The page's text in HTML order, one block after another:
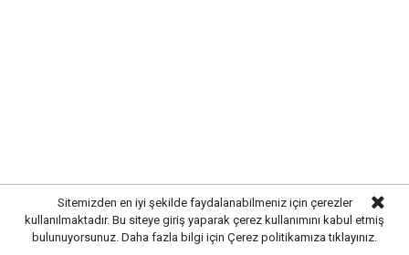
desteğinin bulunduğunu belirten Hayati Çetin, ancak
sürecin şehit aileleri ve gazilerin hassasiyetleri
gözetilerek yürütülmesi gerektiğini ifade etti.Çetin,
Sitemizden en iyi şekilde faydalanabilmeniz için çerezler
kullanılmaktadır. Bu siteye giriş yaparak çerez kullanımını kabul etmiş
bulunuyorsunuz. Daha fazla bilgi için Çerez politikamıza tıklayınız.